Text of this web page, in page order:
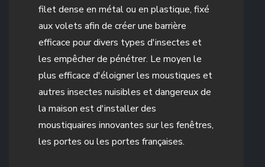
filet dense en métal ou en plastique, fixé
aux volets afin de créer une barrière
efficace pour divers types d'insectes et
les empêcher de pénétrer. Le moyen le
plus efficace d'éloigner les moustiques et
autres insectes nuisibles et dangereux de
la maison est d'installer des
moustiquaires innovantes sur les fenêtres,
les portes ou les portes françaises.